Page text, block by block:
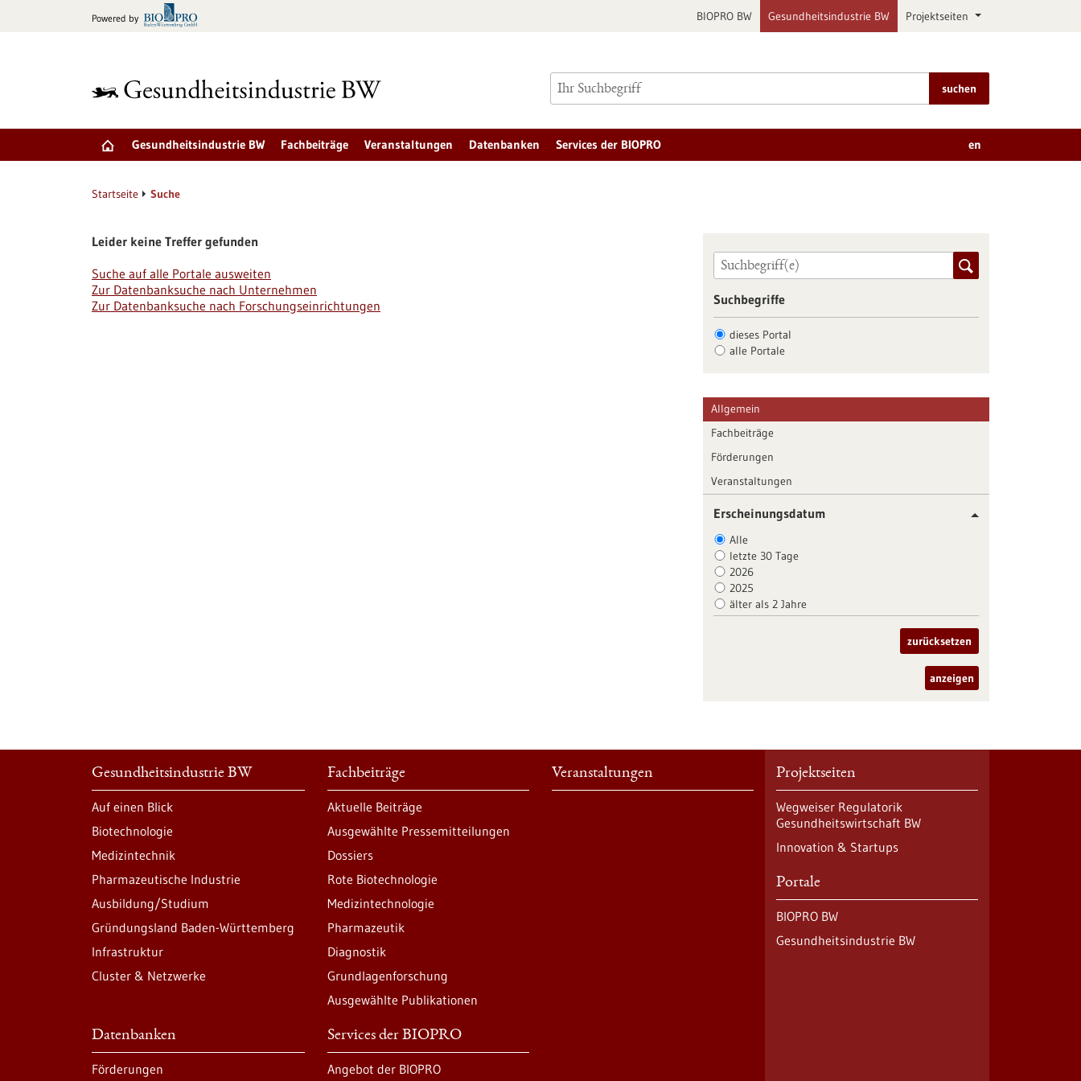
Powered by BIOPRO BW Gesundheitsindustrie BW Projektseiten
suchen
Gesundheitsindustrie BW Fachbeiträge Veranstaltungen Datenbanken Services der BIOPRO en
Startseite Suche
Leider keine Treffer gefunden
Suche auf alle Portale ausweiten
Zur Datenbanksuche nach Unternehmen
Zur Datenbanksuche nach Forschungseinrichtungen
Suchbegriffe
dieses Portal
alle Portale
Allgemein
Fachbeiträge
Förderungen
Veranstaltungen
Erscheinungsdatum
Alle
letzte 30 Tage
2026
2025
älter als 2 Jahre
zurücksetzen
anzeigen
Gesundheitsindustrie BW
Auf einen Blick
Biotechnologie
Medizintechnik
Pharmazeutische Industrie
Ausbildung/Studium
Gründungsland Baden-Württemberg
Infrastruktur
Cluster & Netzwerke
Fachbeiträge
Aktuelle Beiträge
Ausgewählte Pressemitteilungen
Dossiers
Rote Biotechnologie
Medizintechnologie
Pharmazeutik
Diagnostik
Grundlagenforschung
Ausgewählte Publikationen
Veranstaltungen
Datenbanken
Förderungen
Services der BIOPRO
Angebot der BIOPRO
Projektseiten
Wegweiser Regulatorik
Gesundheitswirtschaft BW
Innovation & Startups
Portale
BIOPRO BW
Gesundheitsindustrie BW